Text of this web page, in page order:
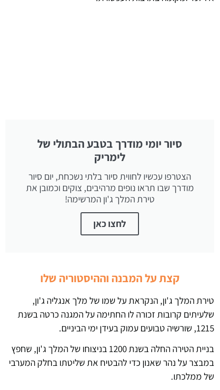
סיור יומי מודרך בטבע הבתולי של
לימריק
הצטרפו עכשיו לחווית סיור בלתי נשכחת, יום סיור
מודרך שבו תראו נופים מרהיבים, צוקים וכמובן את
טירת המלך ג'ון המרשימה!
לחצו כאן
קצת על המבנה וההיסטוריה שלו
טירת המלך ג'ון, הנקראת על שמו של מלך אנגליה ג'ון,
שלעיתים קרובות זכורה לו החתימה על המגנה כרטה בשנת
1215, שורשיה טבועים עמוק בעידן ימי הביניים.
בניית הטירה החלה בשנת 1200 בניצוחו של המלך ג'ון, שחפץ
במבצר על נהר שאנון כדי להבטיח את שליטתו בחלק המערבי
של ממלכתו.